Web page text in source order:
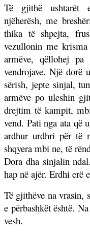
Të gjithë ushtarët
njëherësh, me
thika të shpejta,
vezullonin me
armëve, qëllohej
vendrojave. Një dorë
sërish, jepte sinjal,
armëve po uleshin
drejtim të kampit,
vend. Pati nga ata që
ardhur urdhri për të
shqyera mbi ne, të
Dora dha sinjalin
hap në ajër. Erdhi erë
Të gjithëve na vrasin,
e përbashkët është.
vesh.